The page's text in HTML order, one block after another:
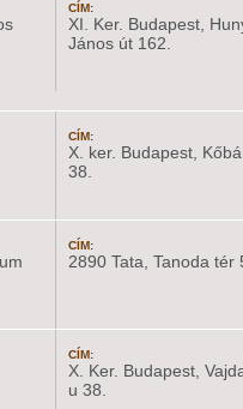
CÍM:
XI. Ker. Budapest,
János út 162.
CÍM:
X. ker. Budapest,
38.
CÍM:
2890 Tata, Tanoda tér
CÍM:
X. Ker. Budapest,
u 38.